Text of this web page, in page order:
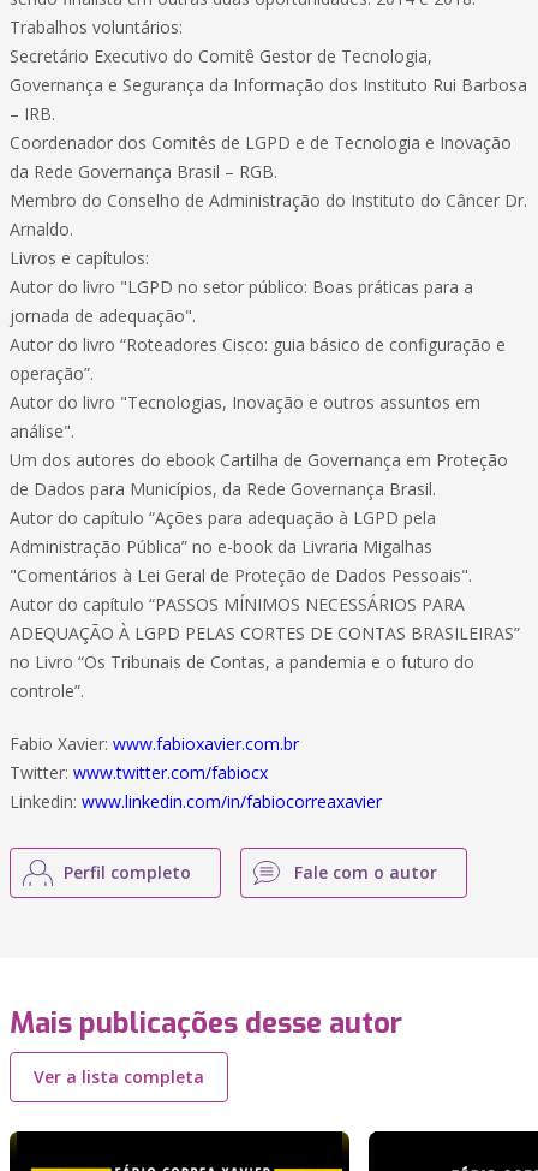
Trabalhos voluntários:
Secretário Executivo do Comitê Gestor de Tecnologia,
Governança e Segurança da Informação dos Instituto Rui Barbosa
– IRB.
Coordenador dos Comitês de LGPD e de Tecnologia e Inovação
da Rede Governança Brasil – RGB.
Membro do Conselho de Administração do Instituto do Câncer Dr.
Arnaldo.
Livros e capítulos:
Autor do livro "LGPD no setor público: Boas práticas para a
jornada de adequação".
Autor do livro “Roteadores Cisco: guia básico de configuração e
operação”.
Autor do livro "Tecnologias, Inovação e outros assuntos em
análise".
Um dos autores do ebook Cartilha de Governança em Proteção
de Dados para Municípios, da Rede Governança Brasil.
Autor do capítulo “Ações para adequação à LGPD pela
Administração Pública” no e-book da Livraria Migalhas
"Comentários à Lei Geral de Proteção de Dados Pessoais".
Autor do capítulo “PASSOS MÍNIMOS NECESSÁRIOS PARA
ADEQUAÇÃO À LGPD PELAS CORTES DE CONTAS BRASILEIRAS”
no Livro “Os Tribunais de Contas, a pandemia e o futuro do
controle”.
Fabio Xavier: www.fabioxavier.com.br
Twitter: www.twitter.com/fabiocx
Linkedin: www.linkedin.com/in/fabiocorreaxavier
Perfil completo Fale com o autor
Mais publicações desse autor
Ver a lista completa